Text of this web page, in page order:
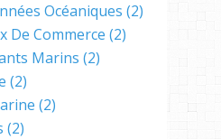
Océaniques (2)
De Commerce (2)
Marins (2)
(2)
(2)
(2)